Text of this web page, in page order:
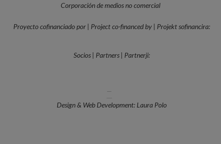
Corporación de medios no comercial
Proyecto cofinanciado por | Project co-financed by | Projekt sofinancira:
Socios | Partners | Partnerji:
—
Design & Web Development: Laura Polo